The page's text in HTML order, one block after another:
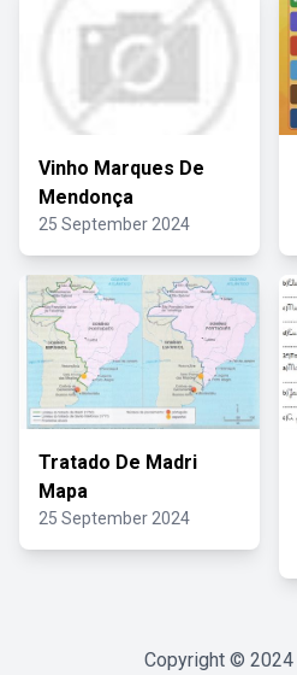
Vinho Marques De
Mendonça
25 September 2024
Tratado De Madri
Mapa
25 September 2024
Copyright © 2024